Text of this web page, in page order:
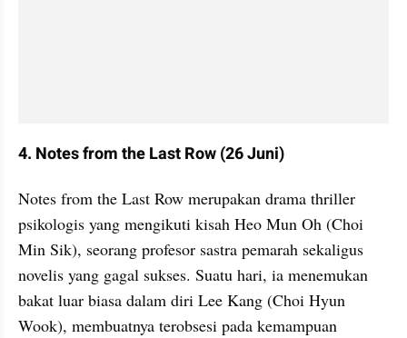
4. Notes from the Last Row (26 Juni)
Notes from the Last Row merupakan drama thriller
psikologis yang mengikuti kisah Heo Mun Oh (Choi
Min Sik), seorang profesor sastra pemarah sekaligus
novelis yang gagal sukses. Suatu hari, ia menemukan
bakat luar biasa dalam diri Lee Kang (Choi Hyun
Wook), membuatnya terobsesi pada kemampuan